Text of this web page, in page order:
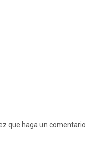
que haga un comentario.